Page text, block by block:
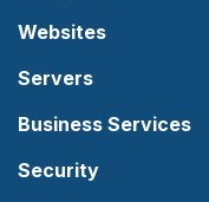
Websites
Servers
Business Services
Security